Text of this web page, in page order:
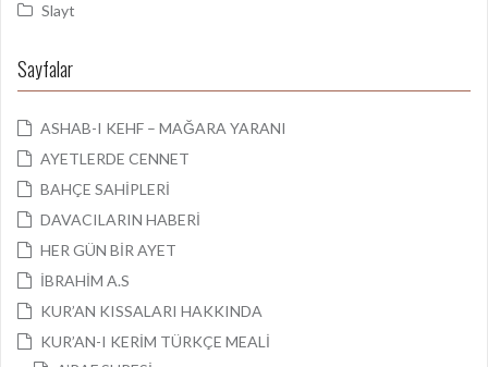
Slayt
Sayfalar
ASHAB-I KEHF – MAĞARA YARANI
AYETLERDE CENNET
BAHÇE SAHİPLERİ
DAVACILARIN HABERİ
HER GÜN BİR AYET
İBRAHİM A.S
KUR’AN KISSALARI HAKKINDA
KUR’AN-I KERİM TÜRKÇE MEALİ